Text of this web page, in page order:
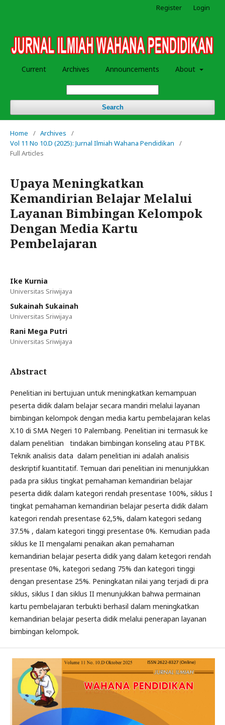
Current Archives Announcements About
Search
Register Login
Home / Archives
/
Vol 11 No 10.D (2025): Jurnal Ilmiah Wahana Pendidikan
/
Full Articles
Upaya Meningkatkan
Kemandirian Belajar Melalui
Layanan Bimbingan Kelompok
Dengan Media Kartu
Pembelajaran
Ike Kurnia
Universitas Sriwijaya
Sukainah Sukainah
Universitas Sriwijaya
Rani Mega Putri
Universitas Sriwijaya
Abstract
Penelitian ini bertujuan untuk meningkatkan kemampuan
peserta didik dalam belajar secara mandiri melalui layanan
bimbingan kelompok dengan media kartu pembelajaran kelas
X.10 di SMA Negeri 10 Palembang. Penelitian ini termasuk ke
dalam penelitian tindakan bimbingan konseling atau PTBK.
Teknik analisis data dalam penelitian ini adalah analisis
deskriptif kuantitatif. Temuan dari penelitian ini menunjukkan
pada pra siklus tingkat pemahaman kemandirian belajar
peserta didik dalam kategori rendah presentase 100%, siklus I
tingkat pemahaman kemandirian belajar peserta didik dalam
kategori rendah presentase 62,5%, dalam kategori sedang
37.5% , dalam kategori tinggi presentase 0%. Kemudian pada
siklus ke II mengalami penaikan akan pemahaman
kemandirian belajar peserta didik yang dalam ketegori rendah
presentase 0%, kategori sedang 75% dan kategori tinggi
dengan presentase 25%. Peningkatan nilai yang terjadi di pra
siklus, siklus I dan siklus II menunjukkan bahwa permainan
kartu pembelajaran terbukti berhasil dalam meningkatkan
kemandirian belajar peserta didik melalui penerapan layanan
bimbingan kelompok.